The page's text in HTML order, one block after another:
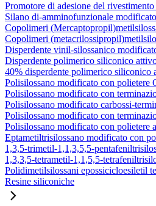
Promotore di adesione del
Silano di-amminofunzionale
Copolimeri
Copolimeri
Disperdente vinil-silossanico
Disperdente polimerico siliconico
40% disperdente polimerico
Polisilossano modificato con
Polisilossano modificato con
Polisilossano modificato carbossi-
Polisilossano modificato con
Polisilossano modificato con
Eptametiltrisilossano modificato con
1,3,5-trimetil-1,1,3,5,5-
1,3,3,5-tetrametil-1,1,5,5-
Polidimetilsilossani epossicicloesiletil
Resine siliconiche